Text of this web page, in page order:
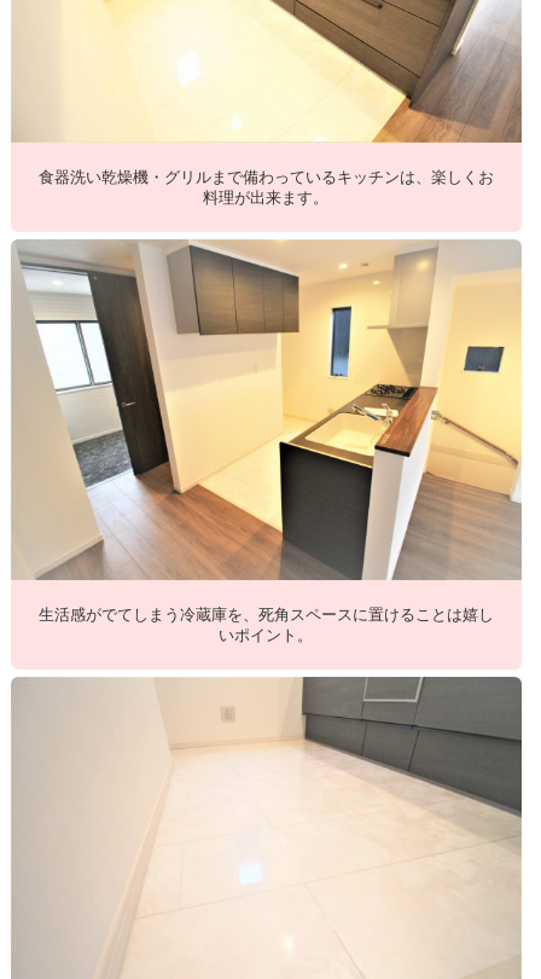
食器洗い乾燥機・グリルまで備わっているキッチンは、楽しくお
料理が出来ます。
生活感がでてしまう冷蔵庫を、死角スペースに置けることは嬉し
いポイント。